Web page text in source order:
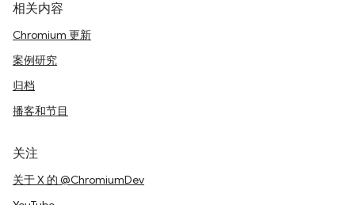
相关内容
Chromium 更新
案例研究
归档
播客和节目
关注
关于 X 的 @ChromiumDev